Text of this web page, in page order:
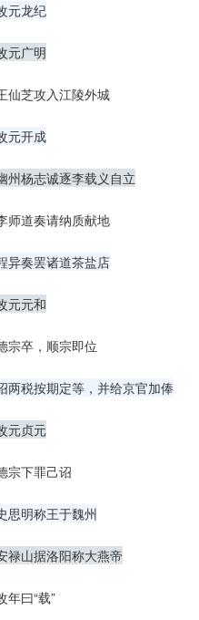
元龙纪
元广明
仙芝攻入江陵外城
元开成
州杨志诚逐李载义自立
师道奏请纳质献地
异奏罢诸道茶盐店
元元和
宗卒，顺宗即位
两税按期定等，并给京官加俸
元贞元
宗下罪己诏
思明称王于魏州
禄山据洛阳称大燕帝
年曰“载”